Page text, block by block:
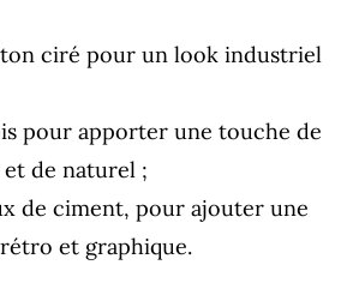
ciré pour un look industriel
pour apporter une touche de
de naturel ;
de ciment, pour ajouter une
et graphique.